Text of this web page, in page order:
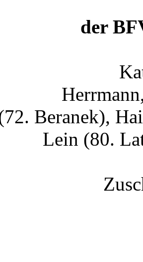
der
Beranek),
Lein (80.